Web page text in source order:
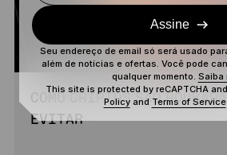
COMO CRIPTOS SÃO
EVITAR
Assine
Seu endereço de email só será usado
além de notícias e ofertas. Você pode
qualquer momento. Saiba
This site is protected by reCAPTCHA
Policyand Terms of Service